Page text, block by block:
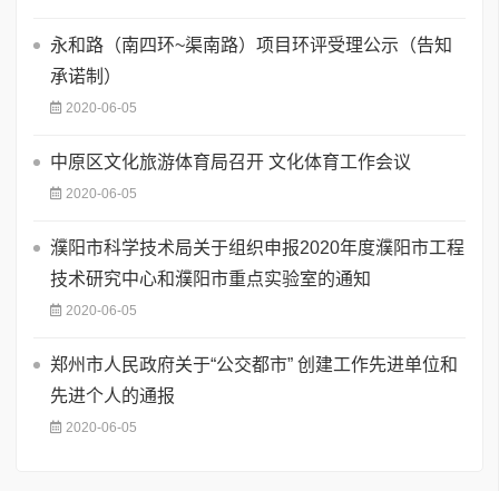
永和路（南四环~渠南路）项目环评受理公示（告知
承诺制）
2020-06-05
中原区文化旅游体育局召开 文化体育工作会议
2020-06-05
濮阳市科学技术局关于组织申报2020年度濮阳市工程
技术研究中心和濮阳市重点实验室的通知
2020-06-05
郑州市人民政府关于“公交都市” 创建工作先进单位和
先进个人的通报
2020-06-05